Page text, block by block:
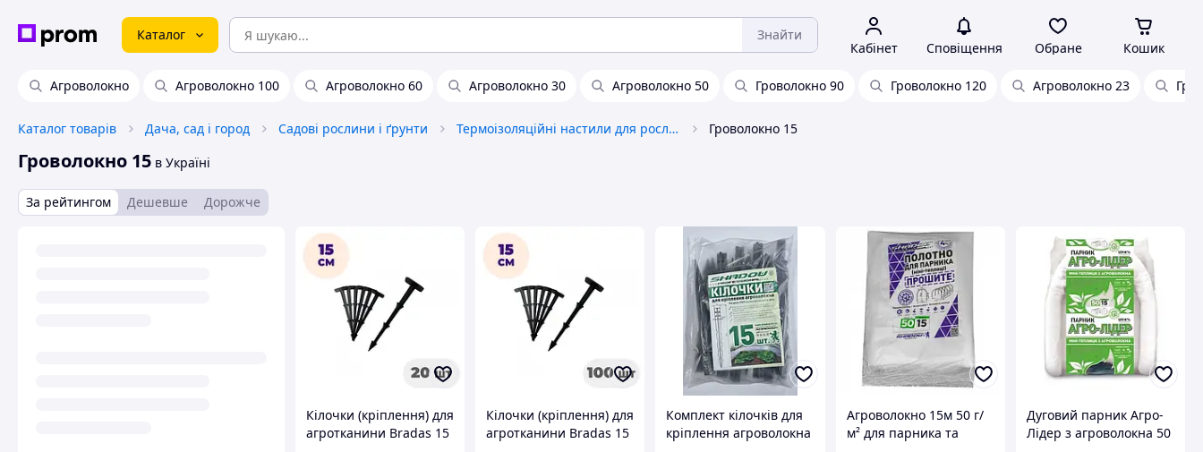
Каталог Знайти
Кабінет Сповіщення Обране Кошик
Агроволокно Агроволокно 100 Агроволокно 60 Агроволокно 30 Агроволокно 50 Гроволокно 90 Гроволокно 120 Агроволокно 23
Каталог товарів Дача, сад і город Садові рослини і ґрунти Термоізоляційні настили для рослин, агроволокно Гроволокно 15
Гроволокно 15 в Україні
За рейтингом Дешевше Дорожче
Кілочки (кріплення) для
агротканини Bradas 15
Кілочки (кріплення) для
агротканини Bradas 15
Комплект кілочків для
кріплення агроволокна
Агроволокно 15м 50 г/
м² для парника та
Дуговий парник Агро-
Лідер з агроволокна 50